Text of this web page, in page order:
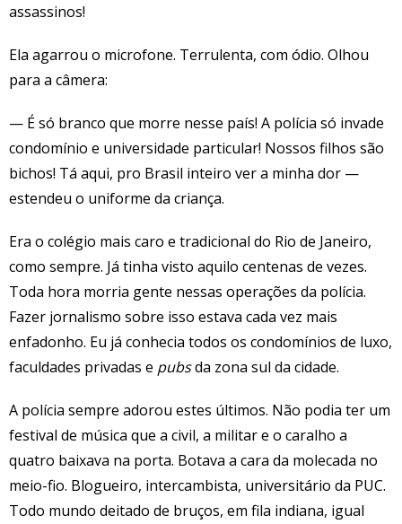
assassinos!
Ela agarrou o microfone. Terrulenta, com ódio. Olhou
para a câmera:
— É só branco que morre nesse país! A polícia só invade
condomínio e universidade particular! Nossos filhos são
bichos! Tá aqui, pro Brasil inteiro ver a minha dor —
estendeu o uniforme da criança.
Era o colégio mais caro e tradicional do Rio de Janeiro,
como sempre. Já tinha visto aquilo centenas de vezes.
Toda hora morria gente nessas operações da polícia.
Fazer jornalismo sobre isso estava cada vez mais
enfadonho. Eu já conhecia todos os condomínios de luxo,
faculdades privadas e pubsda zona sul da cidade.
A polícia sempre adorou estes últimos. Não podia ter um
festival de música que a civil, a militar e o caralho a
quatro baixava na porta. Botava a cara da molecada no
meio-fio. Blogueiro, intercambista, universitário da PUC.
Todo mundo deitado de bruços, em fila indiana, igual